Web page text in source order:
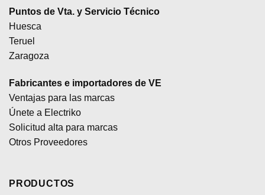
Puntos de Vta. y Servicio Técnico
Huesca
Teruel
Zaragoza
Fabricantes e importadores de VE
Ventajas para las marcas
Únete a Electriko
Solicitud alta para marcas
Otros Proveedores
PRODUCTOS